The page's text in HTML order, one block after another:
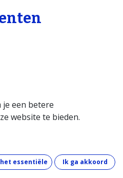
een betere
website te bieden.
essentiële Ik ga akkoord